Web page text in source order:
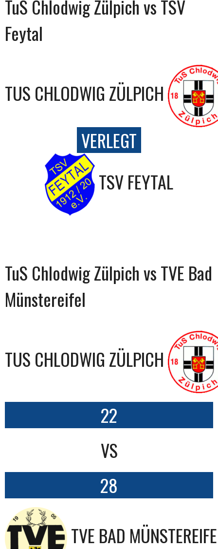
TuS Chlodwig Zülpich vs TSV
Feytal
TUS CHLODWIG ZÜLPICH
VERLEGT
TSV FEYTAL
TuS Chlodwig Zülpich vs TVE Bad
Münstereifel
TUS CHLODWIG ZÜLPICH
22
VS
28
TVE BAD